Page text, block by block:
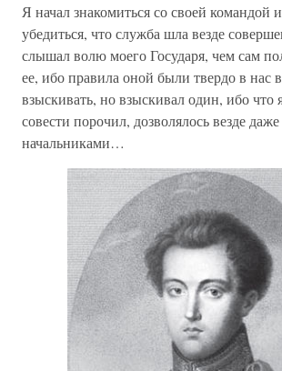
Я начал знакомиться со своей командой
убедиться, что служба шла везде
слышал волю моего Государя, чем сам
ее, ибо правила оной были твердо в нас
взыскивать, но взыскивал один, ибо что
совести порочил, дозволялось везде
начальниками…